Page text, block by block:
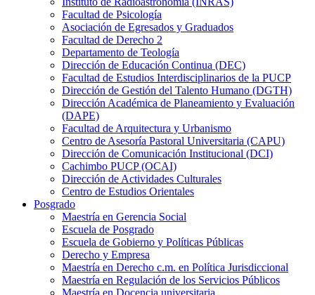
Facultad de Psicología
Asociación de Egresados y Graduados
Facultad de Derecho 2
Departamento de Teología
Dirección de Educación Continua (DEC)
Facultad de Estudios Interdisciplinarios de la PUCP
Dirección de Gestión del Talento Humano (DGTH)
Dirección Académica de Planeamiento y Evaluación
(DAPE)
Facultad de Arquitectura y Urbanismo
Centro de Asesoría Pastoral Universitaria (CAPU)
Dirección de Comunicación Institucional (DCI)
Cachimbo PUCP (OCAI)
Dirección de Actividades Culturales
Centro de Estudios Orientales
Posgrado
Maestría en Gerencia Social
Escuela de Posgrado
Escuela de Gobierno y Políticas Públicas
Derecho y Empresa
Maestría en Derecho c.m. en Política Jurisdiccional
Maestría en Regulación de los Servicios Públicos
Maestría en Docencia universitaria